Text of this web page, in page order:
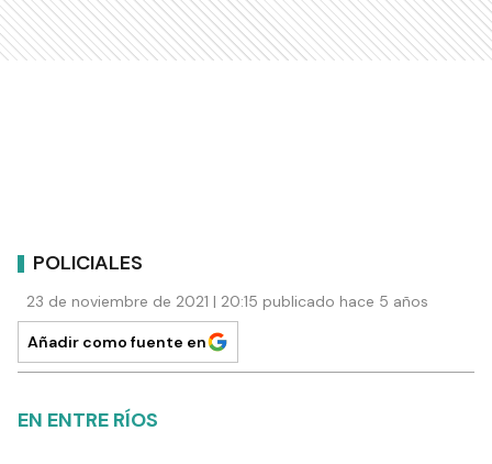
POLICIALES
23 de noviembre de 2021 | 20:15 publicado hace 5 años
Añadir como fuente en
EN ENTRE RÍOS